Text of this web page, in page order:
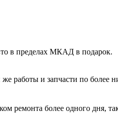
в пределах МКАД в подарок.
работы и запчасти по более
ремонта более одного дня,